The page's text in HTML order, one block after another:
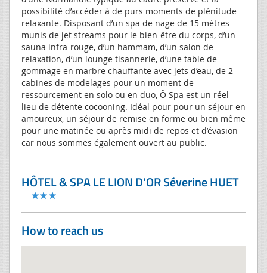
possibilité d’accéder à de purs moments de plénitude
relaxante. Disposant d’un spa de nage de 15 mètres
munis de jet streams pour le bien-être du corps, d’un
sauna infra-rouge, d’un hammam, d’un salon de
relaxation, d’un lounge tisannerie, d’une table de
gommage en marbre chauffante avec jets d’eau, de 2
cabines de modelages pour un moment de
ressourcement en solo ou en duo, Ô Spa est un réel
lieu de détente cocooning. Idéal pour pour un séjour en
amoureux, un séjour de remise en forme ou bien même
pour une matinée ou après midi de repos et d’évasion
car nous sommes également ouvert au public.
HÔTEL & SPA LE LION D'OR Séverine HUET
How to reach us